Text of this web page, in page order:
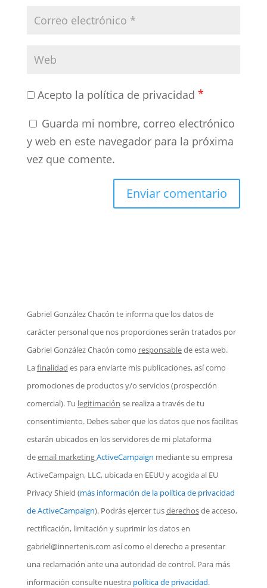
Acepto la política de privacidad *
Guarda mi nombre, correo electrónico
y web en este navegador para la próxima
vez que comente.
Gabriel González Chacón te informa que los datos de
carácter personal que nos proporciones serán tratados por
Gabriel González Chacón como responsablede esta web.
Lafinalidad es para enviarte mis publicaciones, así como
promociones de productos y/o servicios (prospección
comercial). Tu legitimación se realiza a través de tu
consentimiento. Debes saber que los datos que nos facilitas
estarán ubicados en los servidores de mi plataforma
deemail marketingActiveCampaign mediante su empresa
ActiveCampaign, LLC, ubicada en EEUU y acogida al EU
Privacy Shield (más información de la política de privacidad
de ActiveCampaign). Podrás ejercer tusderechosde acceso,
rectificación, limitación y suprimir los datos en
gabriel@innertenis.com así como el derecho a presentar
una reclamación ante una autoridad de control. Para más
información consulte nuestra política de privacidad.